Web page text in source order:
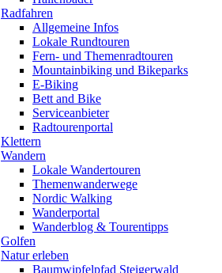
Radfahren
Allgemeine Infos
Lokale Rundtouren
Fern- und Themenradtouren
Mountainbiking und Bikeparks
E-Biking
Bett and Bike
Serviceanbieter
Radtourenportal
Klettern
Wandern
Lokale Wandertouren
Themenwanderwege
Nordic Walking
Wanderportal
Wanderblog & Tourentipps
Golfen
Natur erleben
Baumwipfelpfad Steigerwald